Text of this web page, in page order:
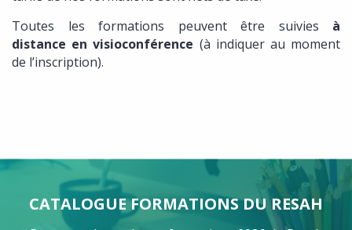
Toutes les formations peuvent être suivies à
distance en visioconférence (à indiquer au moment
de l’inscription).
CATALOGUE FORMATIONS DU RESAH